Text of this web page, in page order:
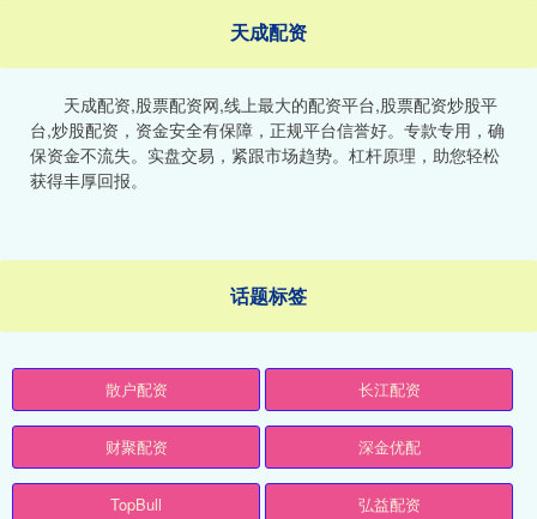
天成配资
天成配资,股票配资网,线上最大的配资平台,股票配资炒股平
台,炒股配资，资金安全有保障，正规平台信誉好。专款专用，确
保资金不流失。实盘交易，紧跟市场趋势。杠杆原理，助您轻松
获得丰厚回报。
话题标签
散户配资 长江配资
财聚配资 深金优配
TopBull 弘益配资